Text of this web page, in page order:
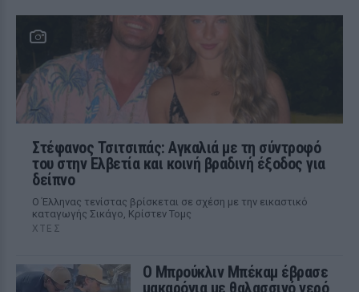
Στέφανος Τσιτσιπάς: Αγκαλιά με τη σύντροφό
του στην Ελβετία και κοινή βραδινή έξοδος για
δείπνο
Ο Έλληνας τενίστας βρίσκεται σε σχέση με την εικαστικό
καταγωγής Σικάγο, Κρίστεν Τομς
ΧΤΕΣ
Ο Μπρούκλιν Μπέκαμ έβρασε
μακαρόνια με θαλασσινό νερό